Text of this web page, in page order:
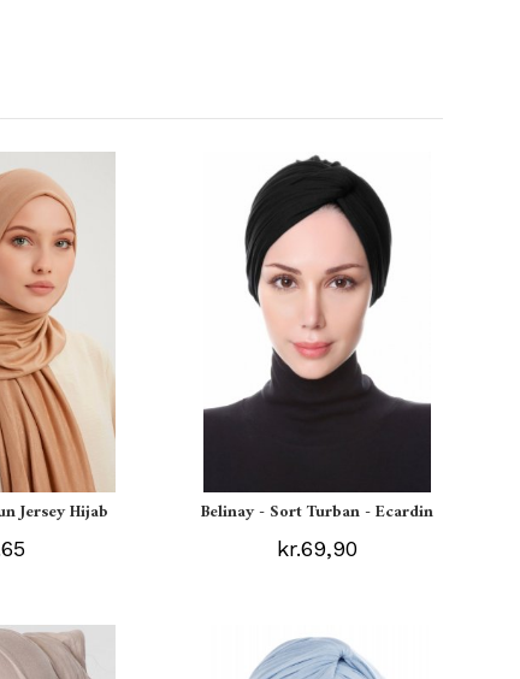
Jersey Hijab Belinay - Sort Turban - Ecardin
kr.69,90